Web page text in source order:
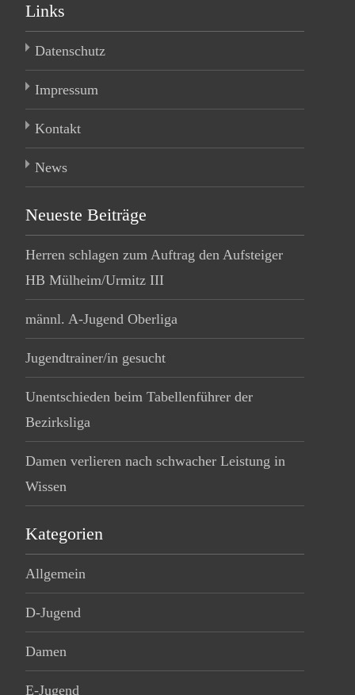
Links
Datenschutz
Impressum
Kontakt
News
Neueste Beiträge
Herren schlagen zum Auftrag den Aufsteiger
HB Mülheim/Urmitz III
männl. A-Jugend Oberliga
Jugendtrainer/in gesucht
Unentschieden beim Tabellenführer der
Bezirksliga
Damen verlieren nach schwacher Leistung in
Wissen
Kategorien
Allgemein
D-Jugend
Damen
E-Jugend